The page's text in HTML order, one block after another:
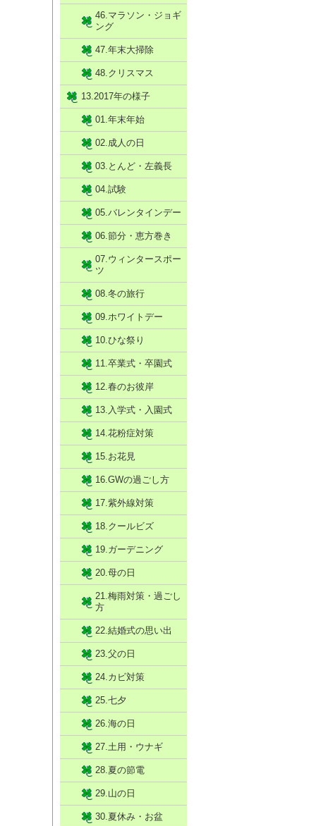
46.マラソン・ジョギ
ング
47.年末大掃除
48.クリスマス
13.2017年の様子
01.年末年始
02.成人の日
03.とんど・左義長
04.試験
05.バレンタインデー
06.節分・恵方巻き
07.ウィンタースポー
ツ
08.冬の旅行
09.ホワイトデー
10.ひな祭り
11.卒業式・卒園式
12.春のお彼岸
13.入学式・入園式
14.花粉症対策
15.お花見
16.GWの過ごし方
17.紫外線対策
18.クールビズ
19.ガーデニング
20.母の日
21.梅雨対策・過ごし
方
22.結婚式の思い出
23.父の日
24.カビ対策
25.七夕
26.海の日
27.土用・ウナギ
28.夏の節電
29.山の日
30.夏休み・お盆